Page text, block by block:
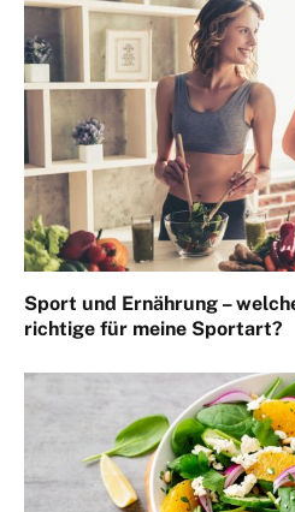
Sport und Ernährung –
richtige für meine Sportart?